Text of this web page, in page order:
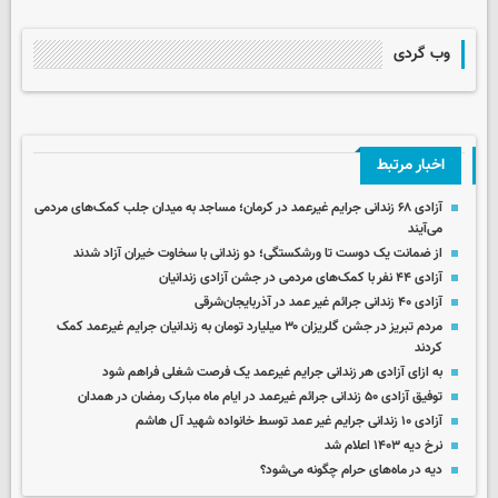
وب گردی
اخبار مرتبط
آزادی ۶۸ زندانی جرایم غیرعمد در کرمان؛ مساجد به میدان جلب کمک‌های مردمی
می‌آیند
از ضمانت یک دوست تا ورشکستگی؛ دو زندانی با سخاوت خیران آزاد شدند
آزادی ۴۴ نفر با کمک‌های مردمی در جشن آزادی زندانیان
آزادی ۴۰ زندانی جرائم غیر عمد در آذربایجان‌شرقی
مردم تبریز در جشن گلریزان ۳۰ میلیارد تومان به زندانیان جرایم غیرعمد کمک
کردند
به ازای آزادی هر زندانی جرایم غیرعمد یک فرصت شغلی فراهم شود
توفیق آزادی ۵۰ زندانی جرائم غیرعمد در ایام ماه مبارک رمضان در همدان
آزادی ۱۰ زندانی جرایم غیر عمد توسط خانواده شهید آل هاشم
نرخ دیه ۱۴۰۳ اعلام شد
دیه در ماه‌های حرام چگونه می‌شود؟